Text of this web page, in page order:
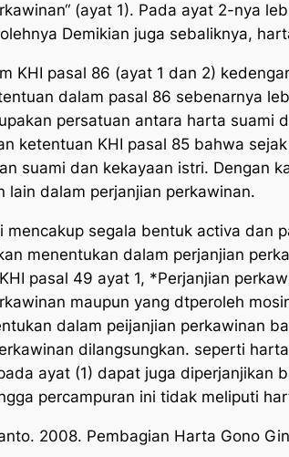
(ayat 1). Pada ayat 2-nya
Demikian juga sebaliknya,
pasal 86 (ayat 1 dan 2)
dalam pasal 86 sebenarnya
persatuan antara harta
ketentuan KHI pasal 85 bahwa
suami dan kekayaan istri. Dengan
lain dalam perjanjian perkawinan.
segala bentuk activa dan
menentukan dalam perjanjian
pasal 49 ayat 1, *Perjanjian
maupun yang dtperoleh
dalam peijanjian perkawinan
dilangsungkan. seperti
ayat (1) dapat juga diperjanjikan
percampuran ini tidak meliputi
2008. Pembagian Harta Gono